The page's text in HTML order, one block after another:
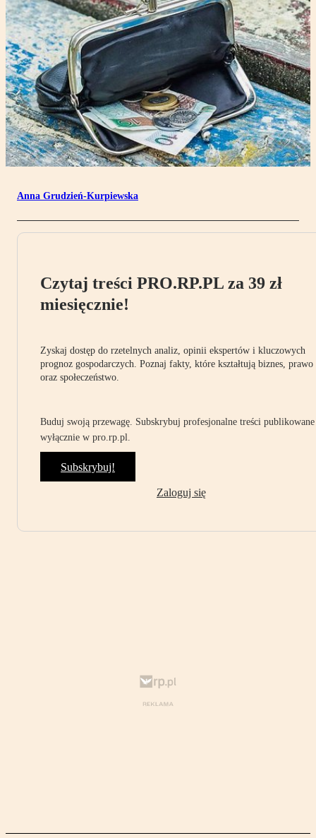
Anna Grudzień-Kurpiewska
Czytaj treści PRO.RP.PL za 39 zł
miesięcznie!
Zyskaj dostęp do rzetelnych analiz, opinii ekspertów i kluczowych
prognoz gospodarczych. Poznaj fakty, które kształtują biznes, prawo
oraz społeczeństwo.
Buduj swoją przewagę. Subskrybuj profesjonalne treści publikowane
wyłącznie w pro.rp.pl.
Subskrybuj!
Zaloguj się